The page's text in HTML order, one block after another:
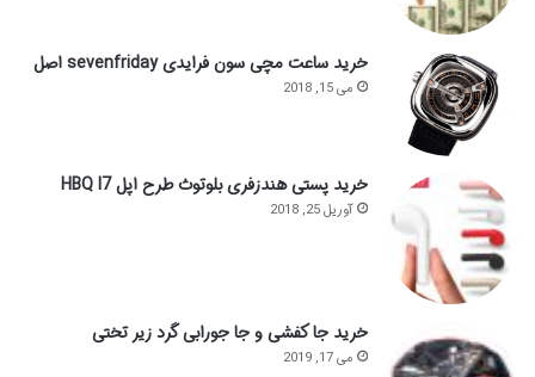
خرید ساعت مچی سون فرایدی sevenfriday اصل
می 15, 2018
خرید پستی هندزفری بلوتوث طرح اپل HBQ I7
آوریل 25, 2018
خرید جا کفشی و جا جورابی گرد زیر تختی
می 17, 2019